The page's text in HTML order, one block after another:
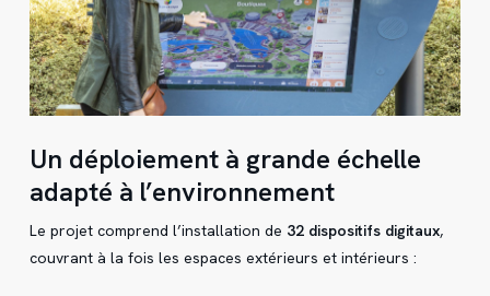
Un déploiement à grande échelle
adapté à l’environnement
Le projet comprend l’installation de 32 dispositifs digitaux,
couvrant à la fois les espaces extérieurs et intérieurs :